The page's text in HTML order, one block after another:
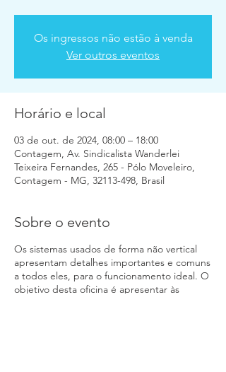
Os ingressos não estão à venda
Ver outros eventos
Horário e local
03 de out. de 2024, 08:00 – 18:00
Contagem, Av. Sindicalista Wanderlei
Teixeira Fernandes, 265 - Pólo Moveleiro,
Contagem - MG, 32113-498, Brasil
Sobre o evento
Os sistemas usados de forma não vertical
apresentam detalhes importantes e comuns
a todos eles, para o funcionamento ideal. O
objetivo desta oficina é apresentar às